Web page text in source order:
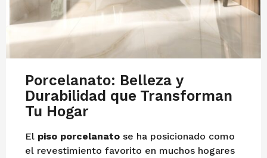
y
o
2
0
2
5
Porcelanato: Belleza y
Durabilidad que Transforman
Tu Hogar
El piso porcelanato se ha posicionado como
el revestimiento favorito en muchos hogares